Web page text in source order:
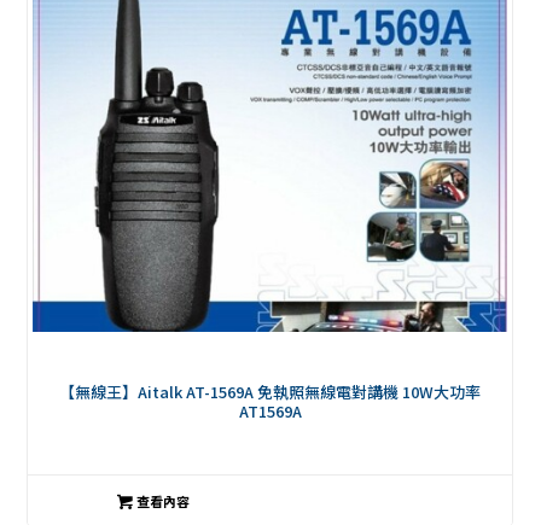
【無線王】Aitalk AT-1569A 免執照無線電對講機 10W大功率
AT1569A
查看內容